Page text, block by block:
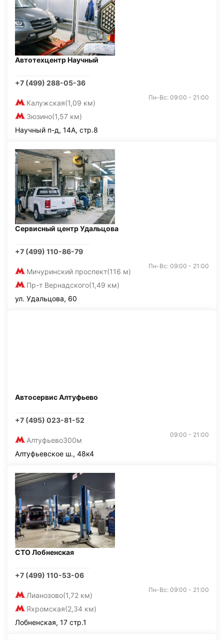
Автотехцентр Научный
+7 (499) 288-05-36
Калужская(1,09 км)
Зюзино(1,57 км)
Пн-Вс: 09:00 - 21:00
Научный п-д, 14А, стр.8
Сервисный центр Удальцова
+7 (499) 110-86-79
Мичуринский проспект(116 м)
Пр-т Вернадского(1,49 км)
Пн-Вс: 09:00 - 21:00
ул. Удальцова, 60
Автосервис Алтуфьево
+7 (495) 023-81-52
Алтуфьево300м
09:00 - 21:00
Алтуфьевское ш., 48к4
СТО Лобненская
+7 (499) 110-53-06
Лианозово(1,72 км)
Яхромская(2,34 км)
Пн-Вс: 09:00 - 21:00
Лобненская, 17 стр.1